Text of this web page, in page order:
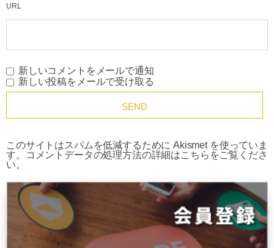
URL
新しいコメントをメールで通知
新しい投稿をメールで受け取る
このサイトはスパムを低減するために Akismet を使っていま
す。
コメントデータの処理方法の詳細はこちらをご覧くださ
い。
HOME 知る サイト制作・開発・構築について ブラン